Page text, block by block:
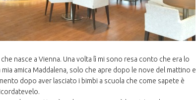
nasce a Vienna. Una volta lì mi sono resa conto che era lo
amica Maddalena, solo che apre dopo le nove del mattino e
dopo aver lasciato i bimbi a scuola che come sapete è